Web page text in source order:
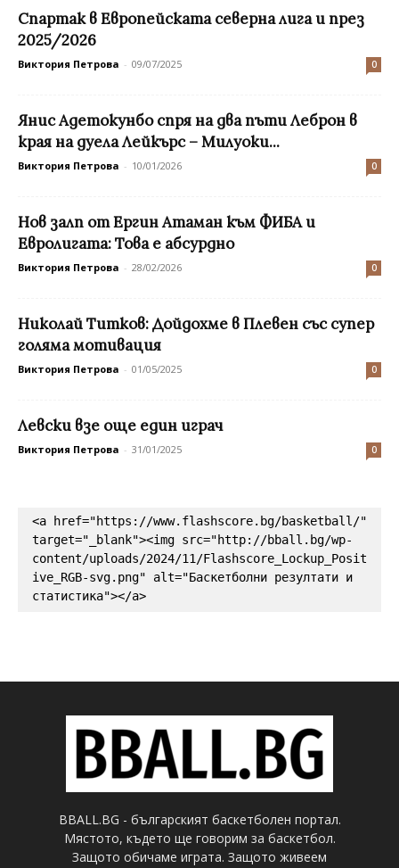
Спартак в Европейската северна лига и през
2025/2026
Виктория Петрова - 09/07/2025 0
Янис Адетокунбо спря на два пъти Леброн в
края на дуела Лейкърс – Милуоки...
Виктория Петрова - 10/01/2026 0
Нов залп от Ергин Атаман към ФИБА и
Евролигата: Това е абсурдно
Виктория Петрова - 28/02/2026 0
Николай Титков: Дойдохме в Плевен със супер
голяма мотивация
Виктория Петрова - 01/05/2025 0
Левски взе още един играч
Виктория Петрова - 31/01/2025 0
<a href="https://www.flashscore.bg/basketball/"
target="_blank"><img src="http://bball.bg/wp-
content/uploads/2024/11/Flashscore_Lockup_Posit
ive_RGB-svg.png" alt="Баскетболни резултати и
статистика"></a>
BBALL.BG - българският баскетболен портал.
Мястото, където ще говорим за баскетбол.
Защото обичаме играта. Защото живеем